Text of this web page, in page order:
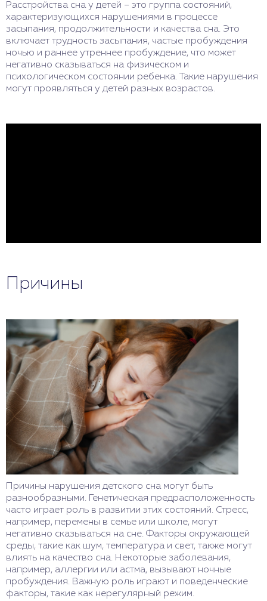
Расстройства сна у детей – это группа состояний,
характеризующихся нарушениями в процессе
засыпания, продолжительности и качества сна. Это
включает трудность засыпания, частые пробуждения
ночью и раннее утреннее пробуждение, что может
негативно сказываться на физическом и
психологическом состоянии ребенка. Такие нарушения
могут проявляться у детей разных возрастов.
Причины
Причины нарушения детского сна могут быть
разнообразными. Генетическая предрасположенность
часто играет роль в развитии этих состояний. Стресс,
например, перемены в семье или школе, могут
негативно сказываться на сне. Факторы окружающей
среды, такие как шум, температура и свет, также могут
влиять на качество сна. Некоторые заболевания,
например, аллергии или астма, вызывают ночные
пробуждения. Важную роль играют и поведенческие
факторы, такие как нерегулярный режим.